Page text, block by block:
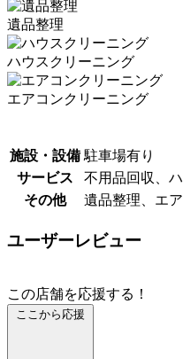
遺品整理
ハウスクリーニング
エアコンクリーニング
施設・設備 駐車場有り
サービス
不用品回収、
その他
遺品整理、エ
ユーザーレビュー
この店舗を応援する！
ここから応援